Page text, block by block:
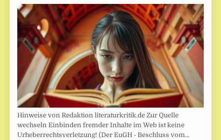
Hinweise von Redaktion literaturkritik.de Zur Quelle
wechseln Einbinden fremder Inhalte im Web ist keine
Urheberrechtsverletzung! (Der EuGH - Beschluss vom…